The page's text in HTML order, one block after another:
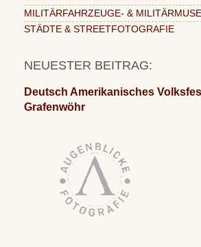
MILITÄRFAHRZEUGE- &
STÄDTE & STREETFOTOGRAFIE
NEUESTER BEITRAG:
Deutsch Amerikanisches
Grafenwöhr